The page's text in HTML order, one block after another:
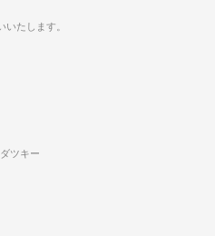
たします。
ツキー